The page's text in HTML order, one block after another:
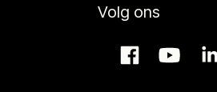
Volg ons